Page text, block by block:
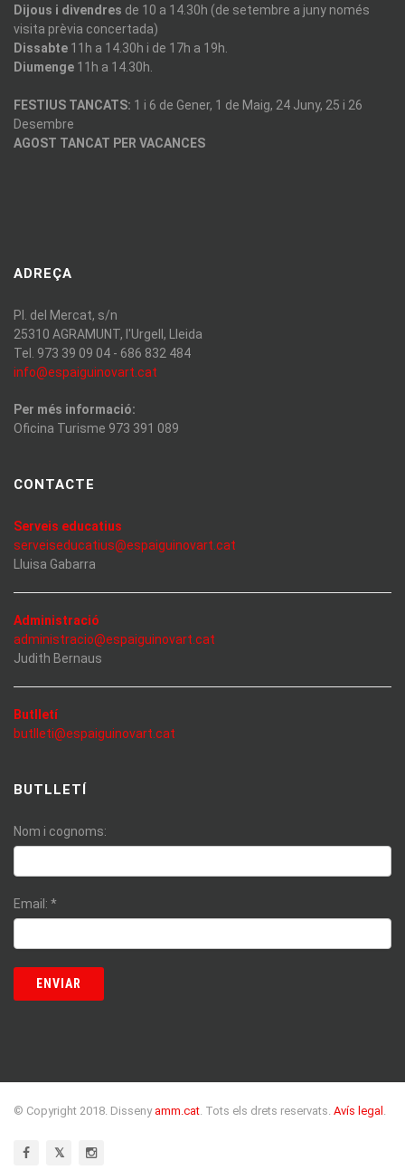
Dijous i divendres de 10 a 14.30h (de setembre a juny només
visita prèvia concertada)
Dissabte 11h a 14.30h i de 17h a 19h.
Diumenge 11h a 14.30h.
FESTIUS TANCATS: 1 i 6 de Gener, 1 de Maig, 24 Juny, 25 i 26
Desembre
AGOST TANCAT PER VACANCES
ADREÇA
Pl. del Mercat, s/n
25310 AGRAMUNT, l'Urgell, Lleida
Tel. 973 39 09 04 - 686 832 484
info@espaiguinovart.cat
Per més informació:
Oficina Turisme 973 391 089
CONTACTE
Serveis educatius
serveiseducatius@espaiguinovart.cat
Lluisa Gabarra
Administració
administracio@espaiguinovart.cat
Judith Bernaus
Butlletí
butlleti@espaiguinovart.cat
BUTLLETÍ
Nom i cognoms:
Email: *
© Copyright 2018. Disseny amm.cat. Tots els drets reservats. Avís legal .